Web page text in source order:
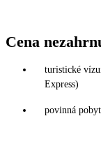
Cena
turistické
Express)
povinná